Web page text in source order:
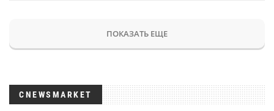
ПОКАЗАТЬ ЕЩЕ
CNEWSMARKET